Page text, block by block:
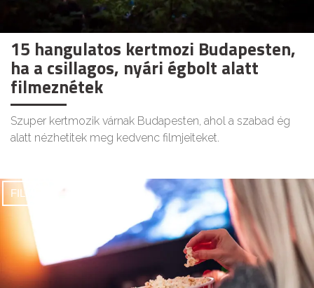
15 hangulatos kertmozi Budapesten,
ha a csillagos, nyári égbolt alatt
filmeznétek
Szuper kertmozik várnak Budapesten, ahol a szabad ég
alatt nézhetitek meg kedvenc filmjeiteket.
FILMEK